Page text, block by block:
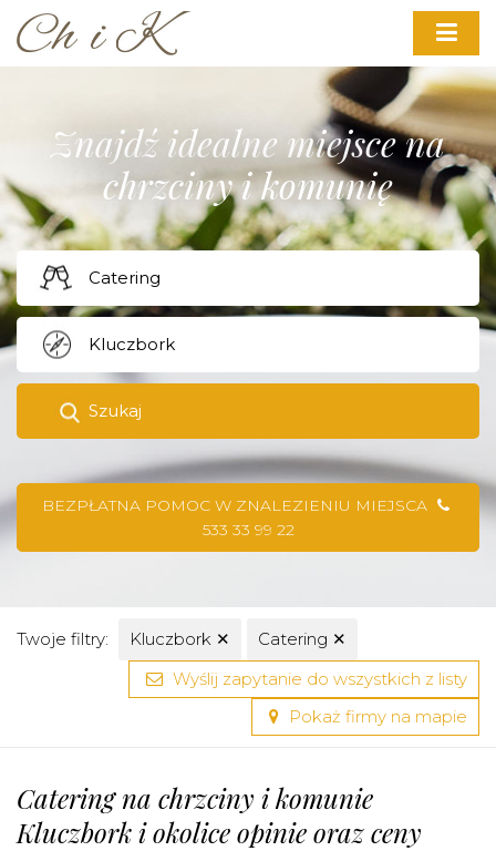
Znajdź idealne miejsce na
chrzciny i komunię
Szukaj
BEZPŁATNA POMOC W ZNALEZIENIU MIEJSCA
533 33 99 22
Twoje filtry: Kluczbork ✕ Catering ✕
Wyślij zapytanie do wszystkich z listy
Pokaż firmy na mapie
Catering na chrzciny i komunie
Kluczbork i okolice opinie oraz ceny